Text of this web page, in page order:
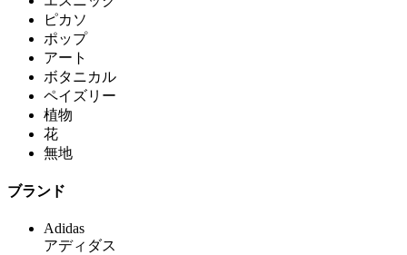
ピカソ
ポップ
アート
ボタニカル
ペイズリー
植物
花
無地
ブランド
Adidas
アディダス